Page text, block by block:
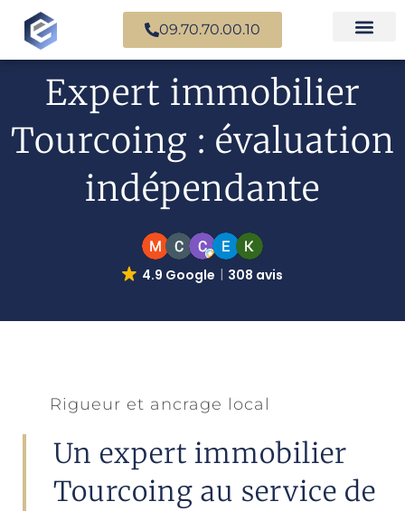
09.70.70.00.10
Expert immobilier
Tourcoing : évaluation
indépendante
4.9 Google 308 avis
Rigueur et ancrage local
Un expert immobilier
Tourcoing au service de